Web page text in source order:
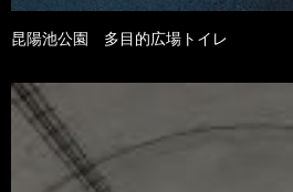
昆陽池公園 多目的広場トイレ